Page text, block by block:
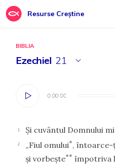
Resurse Creștine
BIBLIA
Ezechiel 21
0:00:00
0:00:00
1 Şi cuvântul Domnului
2 „Fiul omului*, întoarce-
şi vorbeşte** împotriva